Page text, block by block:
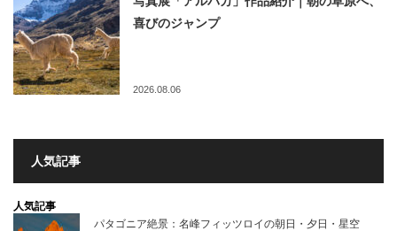
喜びのジャンプ
2026.08.06
人気記事
人気記事
パタゴニア絶景：名峰フィッツロイの朝日・夕日・星空